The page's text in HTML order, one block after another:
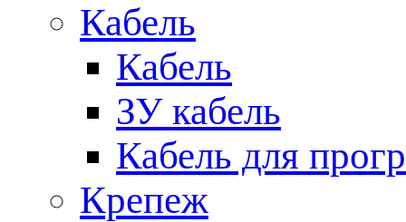
Кабель
Кабель
ЗУ кабель
Кабель для
Крепеж